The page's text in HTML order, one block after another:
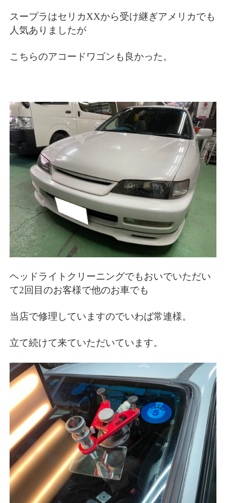
スープラはセリカXXから受け継ぎアメリカでも
人気ありましたが
こちらのアコードワゴンも良かった。
ヘッドライトクリーニングでもおいでいただい
て2回目のお客様で他のお車でも
当店で修理していますのでいわば常連様。
立て続けて来ていただいています。